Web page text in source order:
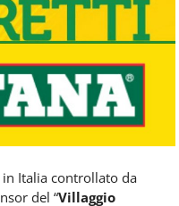
Italia controllato da
del “Villaggio